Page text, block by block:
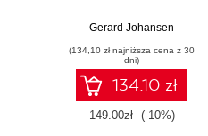
and techniques for
threat response -
Fourth Edition
Gerard Johansen
(134,10 zł najniższa cena z 30
dni)
134.10 zł
149.00zł (-10%)